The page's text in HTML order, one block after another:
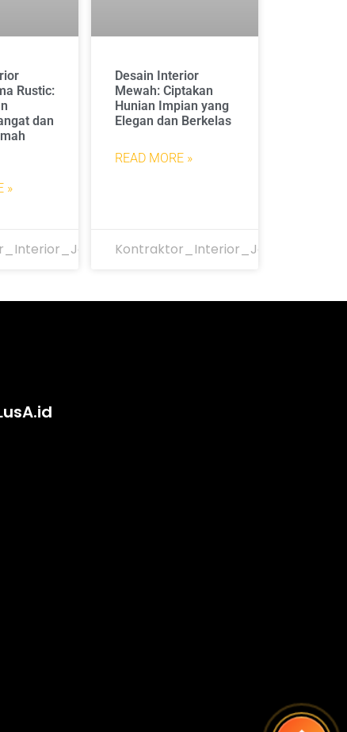
Rustic:
dan
»
Desain Interior
Mewah: Ciptakan
Hunian Impian yang
Elegan dan Berkelas
READ MORE »
Kontraktor_Interior_Jakarta